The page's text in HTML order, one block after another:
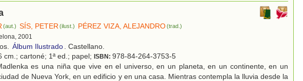
(aut.) SÍS, PETER(ilust.) PÉREZ VIZA, ALEJANDRO (trad.)
2001
Álbum Ilustrado. Castellano.
cm.; cartoné; 1ª ed.; papel; ISBN: 978-84-264-3753-5
es una niña que vive en el universo, en un planeta, en un continente, en un
de Nueva York, en un edificio y en una casa. Mientras contempla la lluvia desde la